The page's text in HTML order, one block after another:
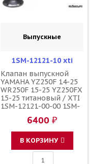
Выпускные
1SM-12121-10 xti
Клапан выпускной
YAMAHA YZ250F 14-25
WR250F 15-25 YZ250FX
15-25 титановый / XTI
1SM-12121-00-00 1SM-
6400 ₽
В КОРЗИНУ